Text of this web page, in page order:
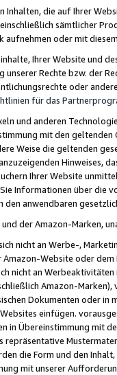
Inhalten, die auf Ihrer
sämtlicher
aufnehmen oder mit
Ihrer Website und
unserer Rechte bzw. der
oder
für das
und anderen
mit den
Weise die geltenden
Hinweises,
Ihrer Website
Informationen über die
anwendbaren
der Amazon-Marken,
nicht an Werbe-,
Website oder
nicht an
Amazon-
Dokumenten oder in
einfügen.
in Übereinstimmung mit
repräsentative
die Form und den
mit unserer